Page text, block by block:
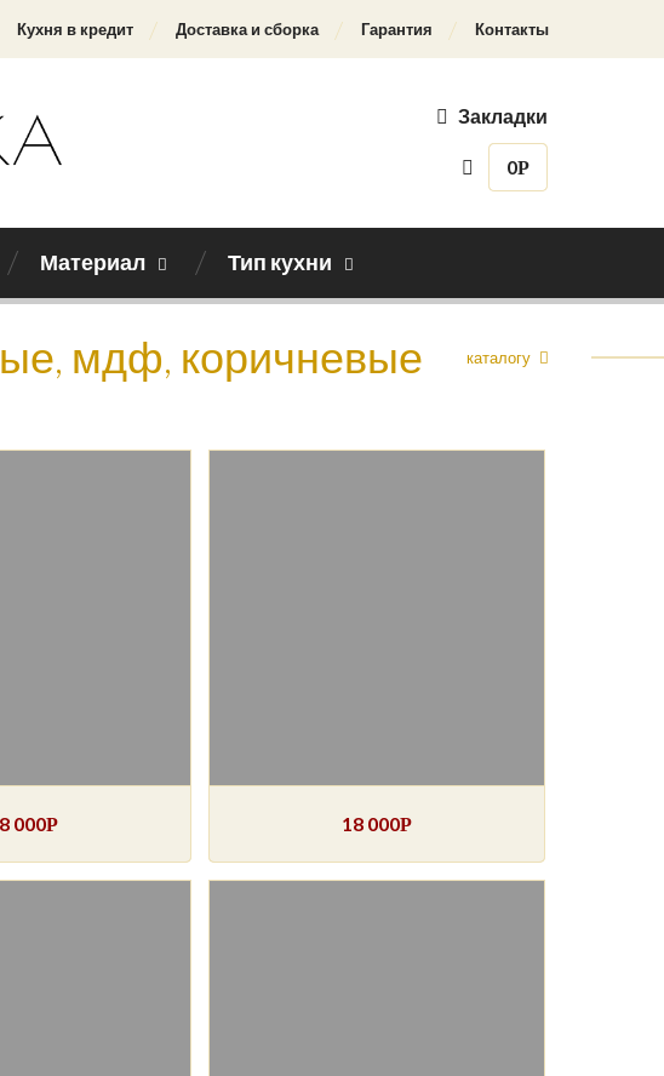
Кухня в кредит Доставка и сборка Гарантия Контакты
Закладки
0Р
Материал Тип кухни
мдф, коричневыеНазад к каталогу
000Р 18 000Р